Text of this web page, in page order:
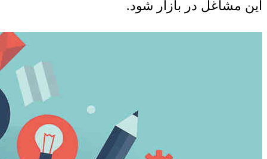
این مشاغل در بازار شود.